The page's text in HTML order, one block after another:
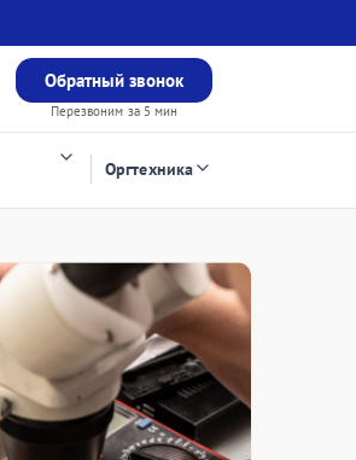
Обратный звонок
Перезвоним за 5 мин
Оргтехника